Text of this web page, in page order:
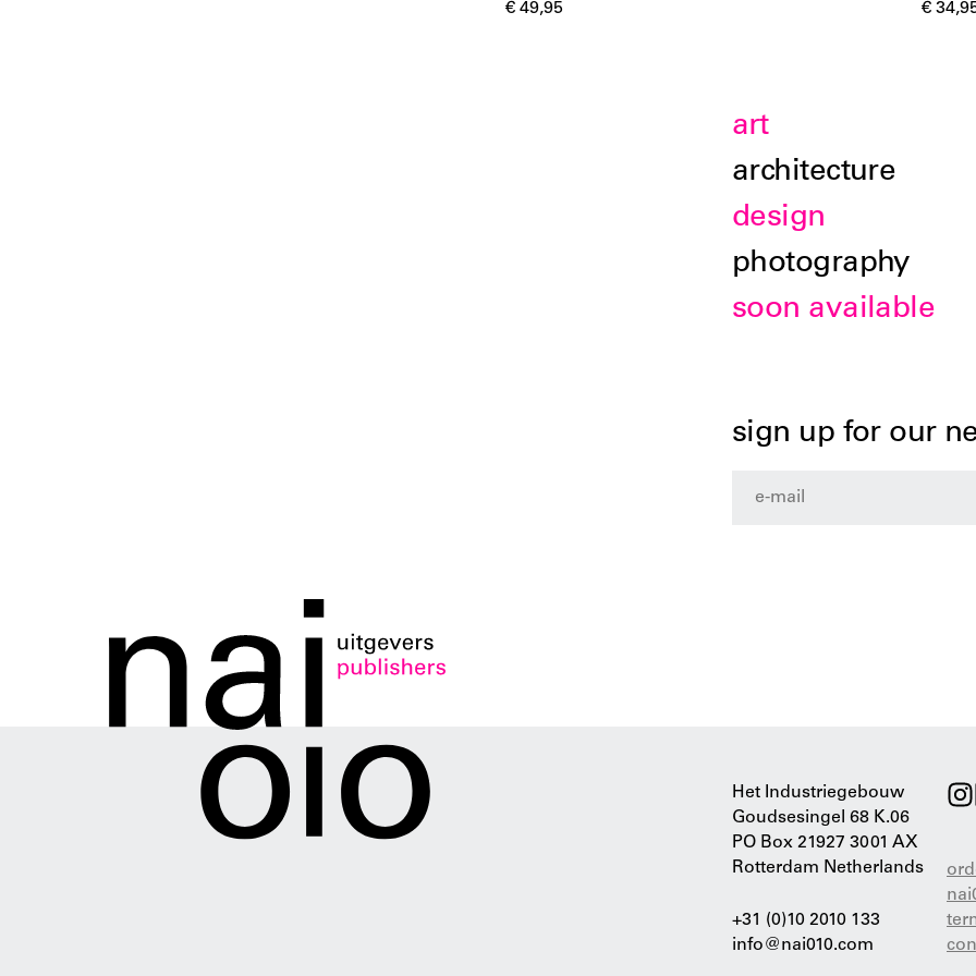
€ 49,95 €
art
architecture
design
photography
soon available
sign up for our
Het Industriegebouw
Goudsesingel 68 K.06
PO Box 21927 3001 AX
Rotterdam Netherlands
+31 (0)10 2010 133
info@nai010.com